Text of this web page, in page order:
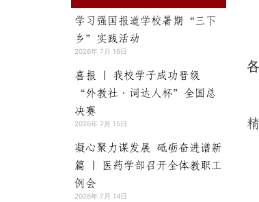
学习强国报道学校暑期“三下
乡”实践活动
2026年 7月 16日
喜报 | 我校学子成功晋级
“外教社·词达人杯”全国总
决赛
2026年 7月 15日
凝心聚力谋发展 砥砺奋进谱新
篇 | 医药学部召开全体教职工
例会
2026年 7月 14日